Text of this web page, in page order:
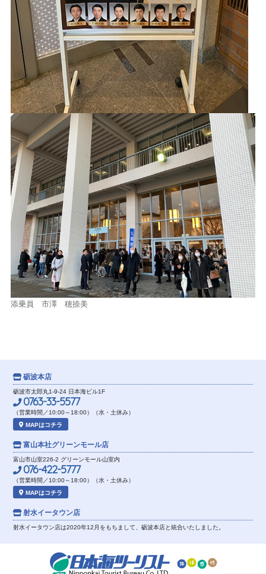
添乗員 市澤 穂捺美
砺波本店
砺波市太郎丸1-9-24 日本海ビル1F
0763-33-5577
（営業時間／10:00～18:00）（水・土休み）
MAPはコチラ
富山本社グリーンモール店
富山市山室226-2 グリーンモール山室内
076-422-5777
（営業時間／10:00～18:00）（水・土休み）
MAPはコチラ
射水イータウン店
射水イータウン店は2020年12月をもちまして、砺波本店と統合いたしました。